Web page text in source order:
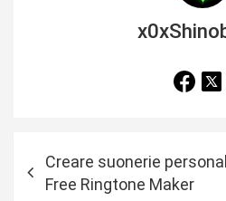
Creare suonerie
Free Ringtone Maker